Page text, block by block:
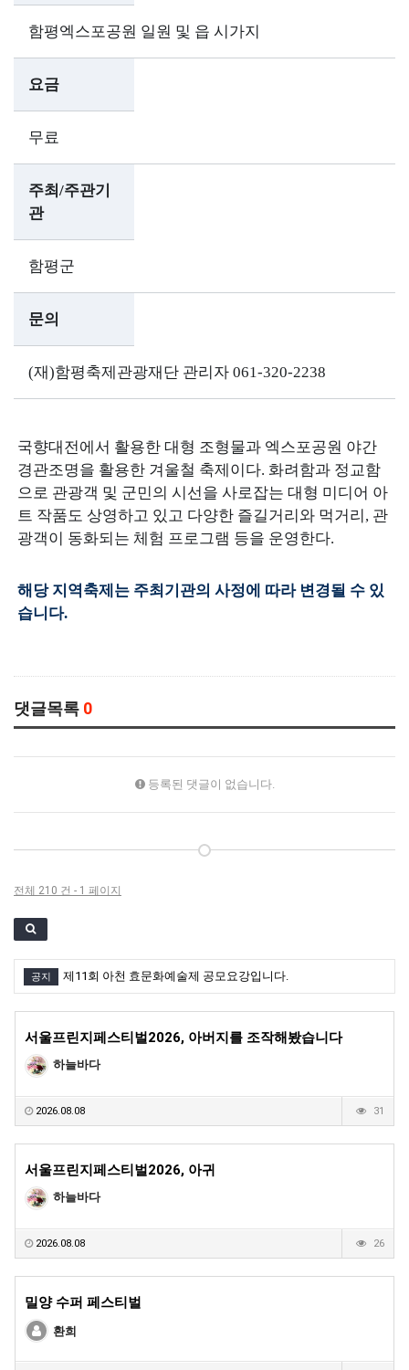
함평엑스포공원 일원 및 읍 시가지
요금
무료
주최/주관기
관
함평군
문의
(재)함평축제관광재단 관리자 061-320-2238
국향대전에서 활용한 대형 조형물과 엑스포공원 야간
경관조명을 활용한 겨울철 축제이다. 화려함과 정교함
으로 관광객 및 군민의 시선을 사로잡는 대형 미디어 아
트 작품도 상영하고 있고 다양한 즐길거리와 먹거리, 관
광객이 동화되는 체험 프로그램 등을 운영한다.
해당 지역축제는 주최기관의 사정에 따라 변경될 수 있
습니다.
댓글목록 0
등록된 댓글이 없습니다.
전체 210 건 - 1 페이지
공지 제11회 아천 효문화예술제 공모요강입니다.
서울프린지페스티벌2026, 아버지를 조작해봤습니다
하늘바다
2026.08.08 31
서울프린지페스티벌2026, 아귀
하늘바다
2026.08.08 26
밀양 수퍼 페스티벌
환희